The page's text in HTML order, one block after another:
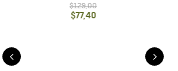
$129,00
$77,40